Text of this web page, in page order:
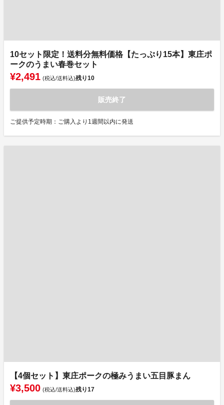
10セット限定！送料分無料価格【たっぷり15本】東庄ポ
ークのうまい春巻セット
¥2,491 (税込/送料込)残り10
販売終了
ご提供予定時期：ご購入より1週間以内に発送
【4個セット】東庄ポークの極みうまい五目豚まん
¥3,500 (税込/送料込)残り17